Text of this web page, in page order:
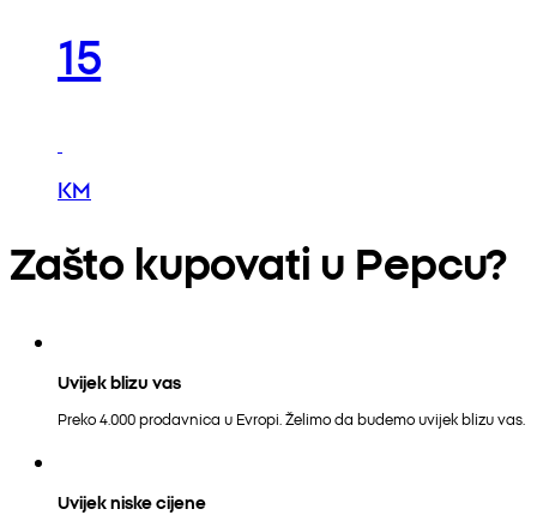
15
KM
Zašto kupovati u Pepcu?
Uvijek blizu vas
Preko 4.000 prodavnica u Evropi. Želimo da budemo uvijek blizu vas.
Uvijek niske cijene